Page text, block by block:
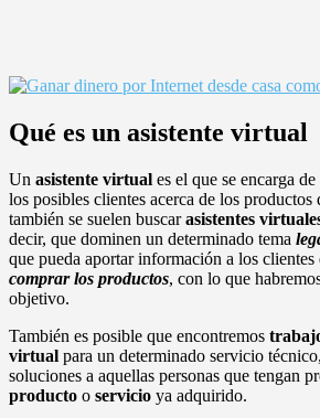
Qué es un asistente virtual
Un asistente virtual es el que se encarga de
los posibles clientes acerca de los productos
también se suelen buscarasistentes
decir, que dominen un determinado tema
que pueda aportar información a los clientes
comprar los productos, con lo que
objetivo.
También es posible que encontremos
virtual para un determinado servicio
soluciones a aquellas personas que tengan
producto o servicio ya adquirido.